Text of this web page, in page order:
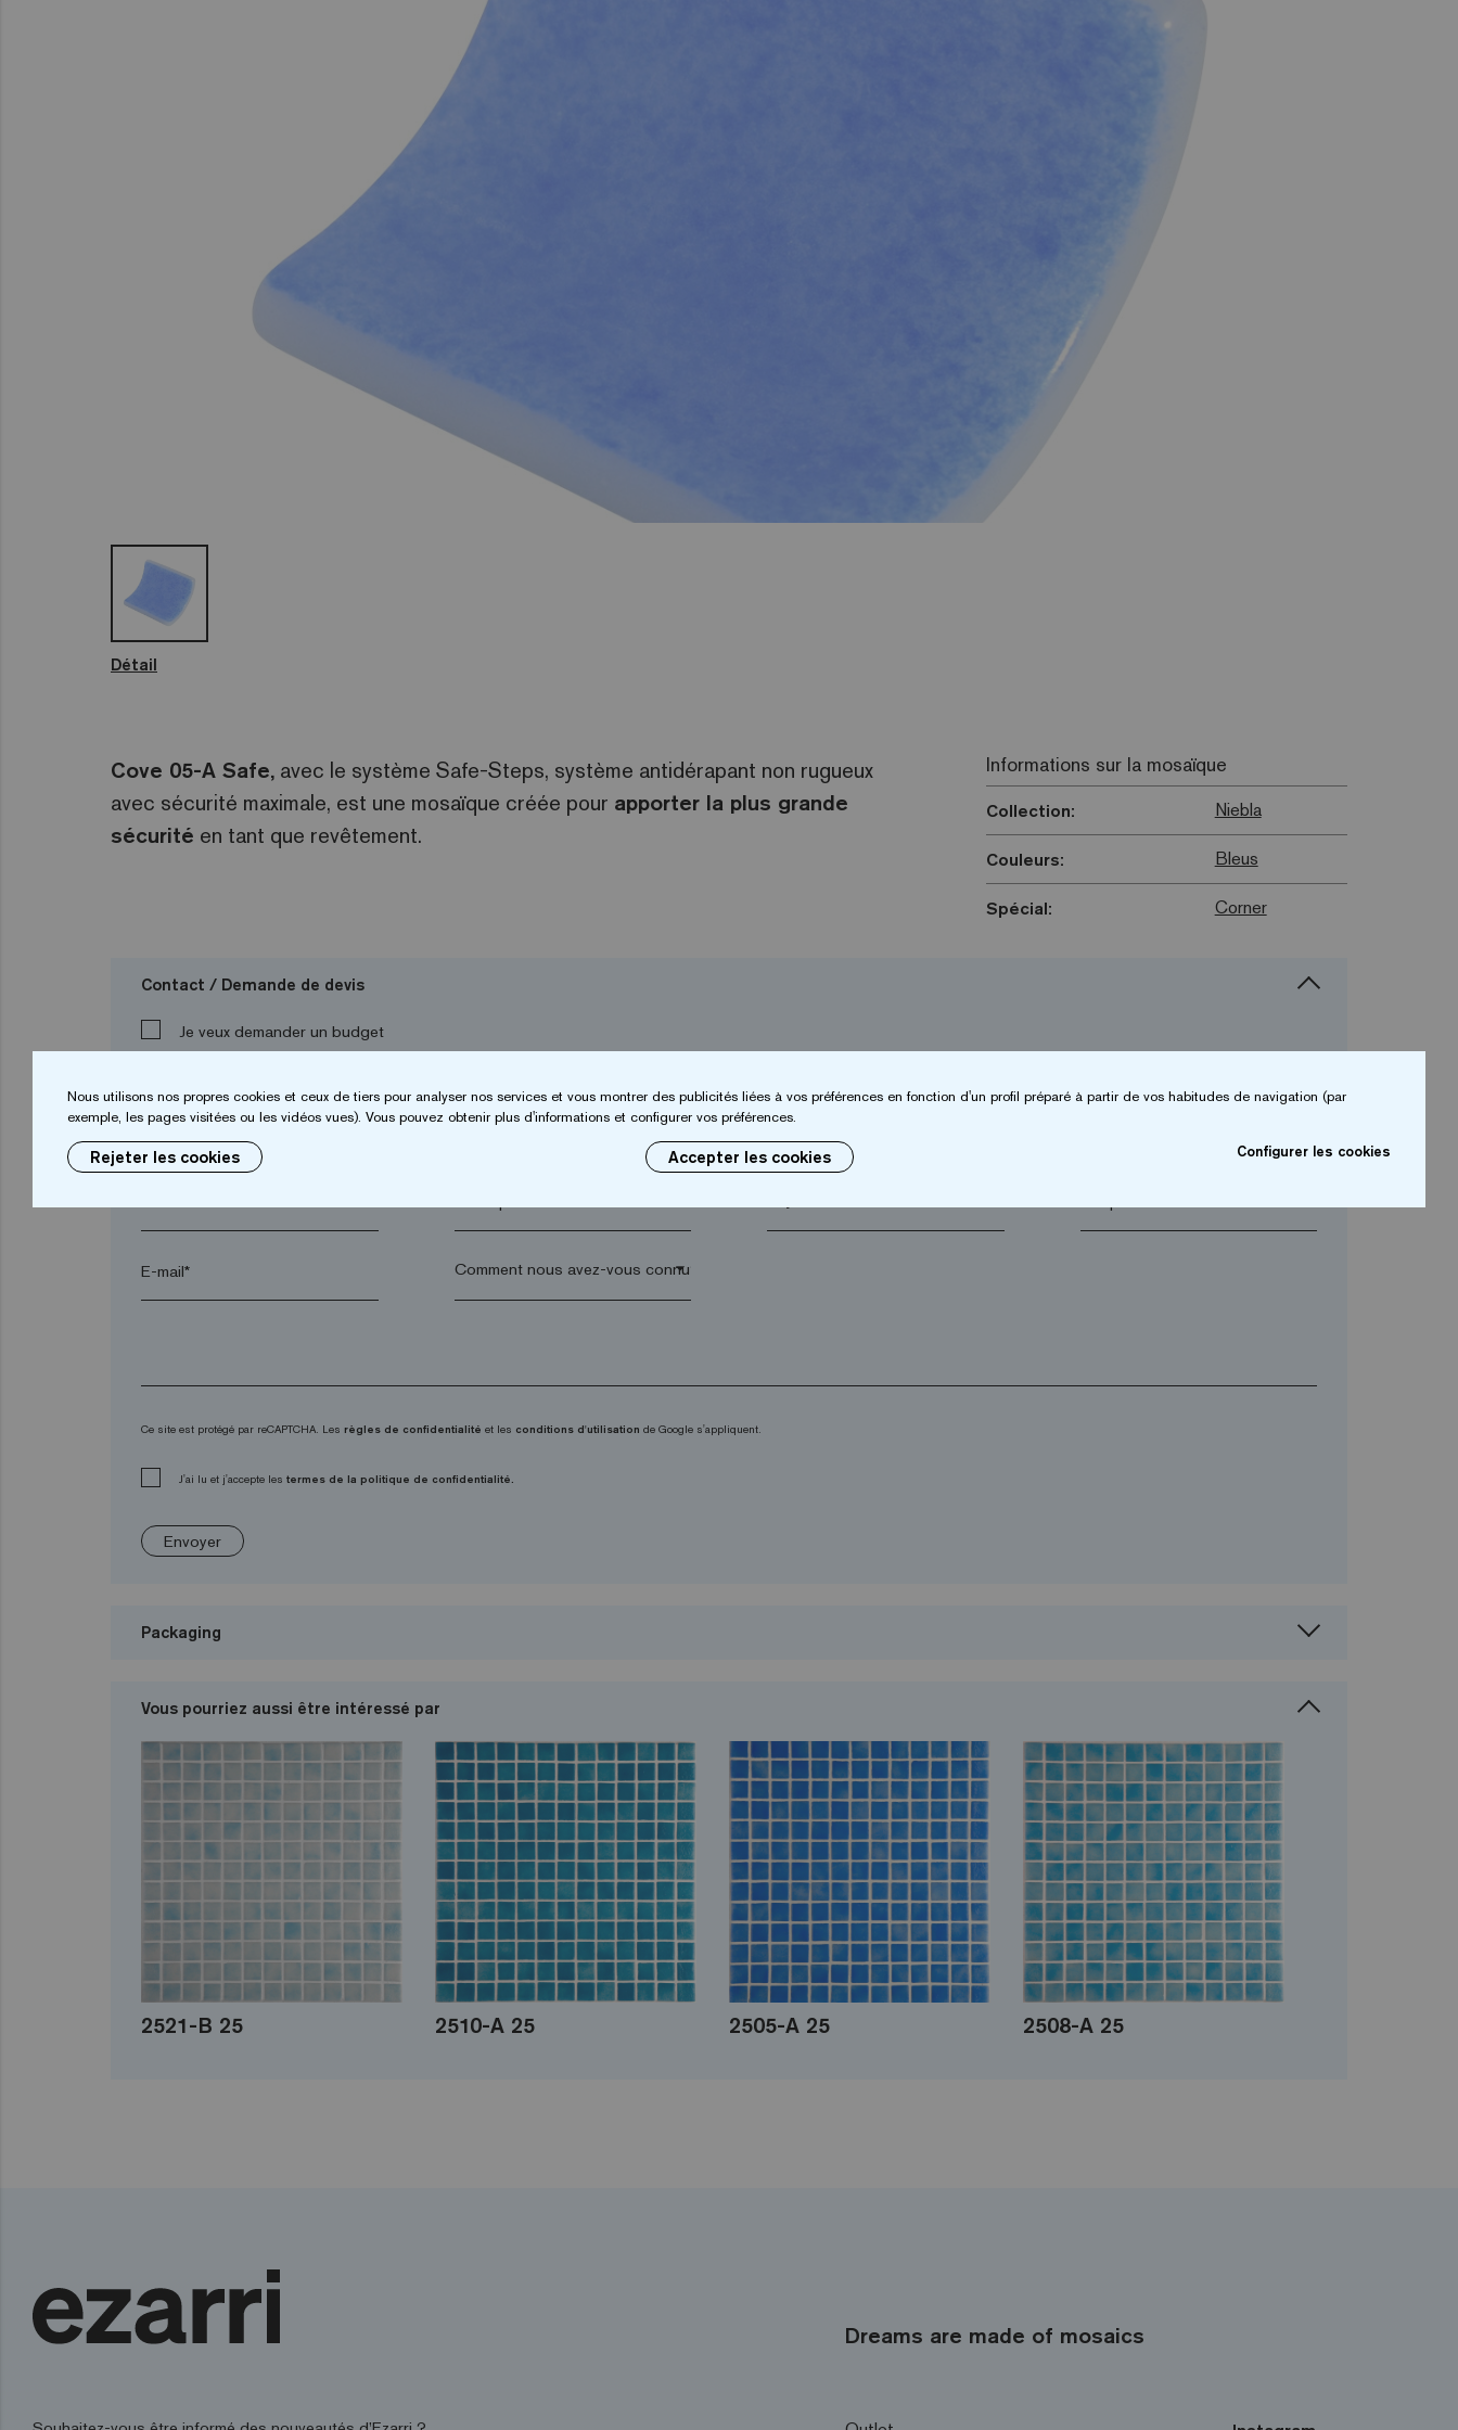
Détail
Cove 05-A Safe, avec le système Safe-Steps, système antidérapant non rugueux
avec sécurité maximale, est une mosaïque créée pour apporter la plus grande
sécurité en tant que revêtement.
Informations sur la mosaïque
Collection: Niebla
Couleurs: Bleus
Spécial: Corner
Contact / Demande de devis
Je veux demander un budget
E-mail* arrow_drop_down
Ce site est protégé par reCAPTCHA. Les règles de confidentialité et les conditions d'utilisation de Google s'appliquent.
J'ai lu et j'accepte les termes de la politique de confidentialité.
Envoyer
Packaging
Vous pourriez aussi être intéressé par
2521-B 25 2510-A 25 2505-A 25 2508-A 25
Dreams are made of mosaics
Nous utilisons nos propres cookies et ceux de tiers pour analyser nos services et vous montrer des publicités liées à vos préférences en fonction d'un profil préparé à partir de vos habitudes de navigation (par
exemple, les pages visitées ou les vidéos vues). Vous pouvez obtenir plus d'informations et configurer vos préférences.
Rejeter les cookies Accepter les cookies Configurer les cookies